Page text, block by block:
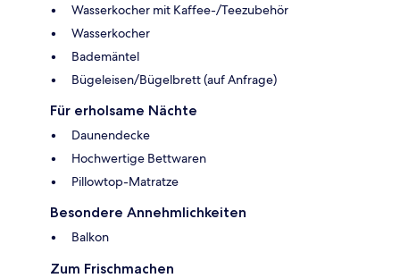
Wasserkocher mit Kaffee-/Teezubehör
Wasserkocher
Bademäntel
Bügeleisen/Bügelbrett (auf Anfrage)
Für erholsame Nächte
Daunendecke
Hochwertige Bettwaren
Pillowtop-Matratze
Besondere Annehmlichkeiten
Balkon
Zum Frischmachen